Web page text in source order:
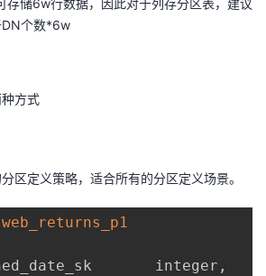
存储6w行数据，因此对于列存分区表，建议
DN个数*6w
方式
区定义策略，适合所有的分区定义场景。
web_returns_p1
integer
,